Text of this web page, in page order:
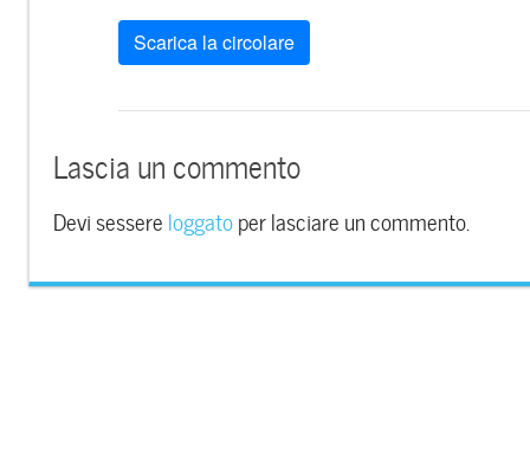
Scarica la circolare
Lascia un commento
Devi sessere loggatoper lasciare un commento.